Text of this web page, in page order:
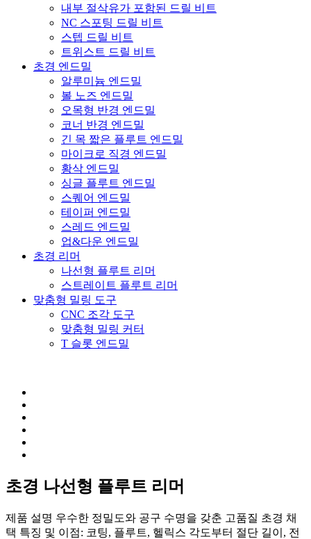
내부 절삭유가 포함된 드릴 비트
NC 스포팅 드릴 비트
스텝 드릴 비트
트위스트 드릴 비트
초경 엔드밀
알루미늄 엔드밀
볼 노즈 엔드밀
오목형 반경 엔드밀
코너 반경 엔드밀
긴 목 짧은 플루트 엔드밀
마이크로 직경 엔드밀
황삭 엔드밀
싱글 플루트 엔드밀
스퀘어 엔드밀
테이퍼 엔드밀
스레드 엔드밀
업&다운 엔드밀
초경 리머
나선형 플루트 리머
스트레이트 플루트 리머
맞춤형 밀링 도구
CNC 조각 도구
맞춤형 밀링 커터
T 슬롯 엔드밀
초경 나선형 플루트 리머
제품 설명 우수한 정밀도와 공구 수명을 갖춘 고품질 초경 채
택 특징 및 이점: 코팅, 플루트, 헬릭스 각도부터 절단 길이, 전